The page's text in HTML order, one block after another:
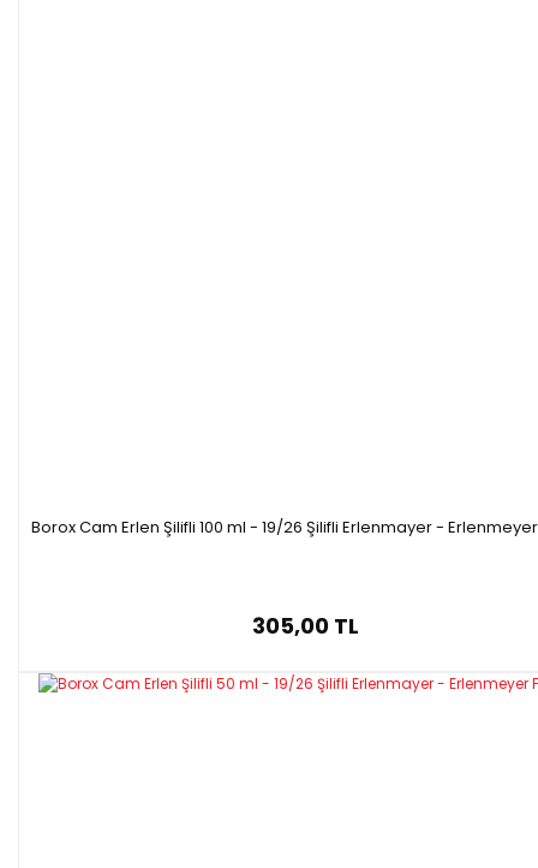
Borox Cam Erlen Şilifli 100 ml - 19/26 Şilifli Erlenmayer -
305,00 TL